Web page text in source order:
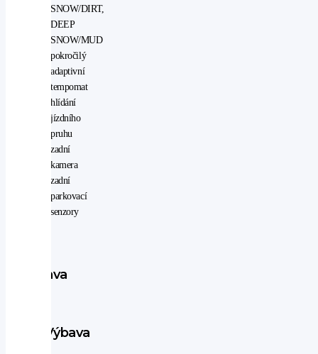
SNOW/DIRT,
DEEP
SNOW/MUD
pokročilý
adaptivní
tempomat
hlídání
jízdního
pruhu
zadní
kamera
zadní
parkovací
senzory
Výbava
Výbava